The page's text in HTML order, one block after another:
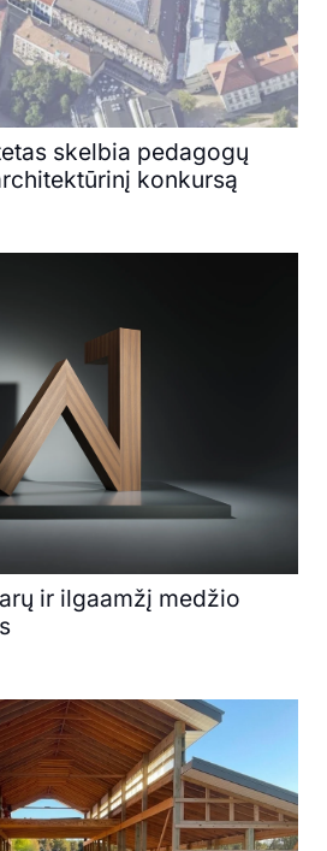
skelbia pedagogų
konkursą
ir ilgaamžį medžio